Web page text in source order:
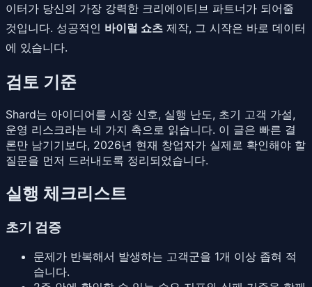
이터가 당신의 가장 강력한 크리에이티브 파트너가 되어줄
것입니다. 성공적인 바이럴 쇼츠 제작, 그 시작은 바로 데이터
에 있습니다.
검토 기준
Shard는 아이디어를 시장 신호, 실행 난도, 초기 고객 가설,
운영 리스크라는 네 가지 축으로 읽습니다. 이 글은 빠른 결
론만 남기기보다, 2026년 현재 창업자가 실제로 확인해야 할
질문을 먼저 드러내도록 정리되었습니다.
실행 체크리스트
초기 검증
문제가 반복해서 발생하는 고객군을 1개 이상 좁혀 적
습니다.